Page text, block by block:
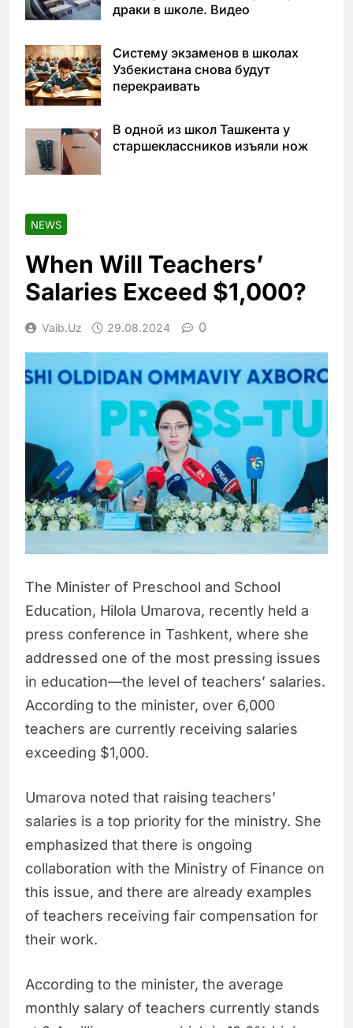
драки в школе. Видео
Систему экзаменов в школах
Узбекистана снова будут
перекраивать
В одной из школ Ташкента у
старшеклассников изъяли нож
NEWS
When Will Teachers’
Salaries Exceed $1,000?
Vaib.uz 29.08.2024 0
The Minister of Preschool and School
Education, Hilola Umarova, recently held a
press conference in Tashkent, where she
addressed one of the most pressing issues
in education—the level of teachers’ salaries.
According to the minister, over 6,000
teachers are currently receiving salaries
exceeding $1,000.
Umarova noted that raising teachers’
salaries is a top priority for the ministry. She
emphasized that there is ongoing
collaboration with the Ministry of Finance on
this issue, and there are already examples
of teachers receiving fair compensation for
their work.
According to the minister, the average
monthly salary of teachers currently stands